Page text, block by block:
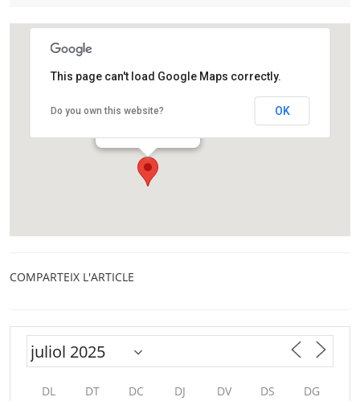
Fundació CRAM
Passeig de la platja 30
This page can't load Google Maps correctly.
Do you own this website? OK
COMPARTEIX L'ARTICLE
DL DT DC DJ DV DS DG